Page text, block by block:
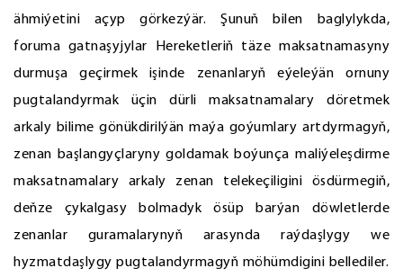
ähmiýetini açyp görkezýär. Şunuň bilen baglylykda,
foruma gatnaşyjylar Hereketleriň täze maksatnamasyny
durmuşa geçirmek işinde zenanlaryň eýeleýän ornuny
pugtalandyrmak üçin dürli maksatnamalary döretmek
arkaly bilime gönükdirilýän maýa goýumlary artdyrmagyň,
zenan başlangyçlaryny goldamak boýunça maliýeleşdirme
maksatnamalary arkaly zenan telekeçiligini ösdürmegiň,
deňze çykalgasy bolmadyk ösüp barýan döwletlerde
zenanlar guramalarynyň arasynda raýdaşlygy we
hyzmatdaşlygy pugtalandyrmagyň möhümdigini bellediler.